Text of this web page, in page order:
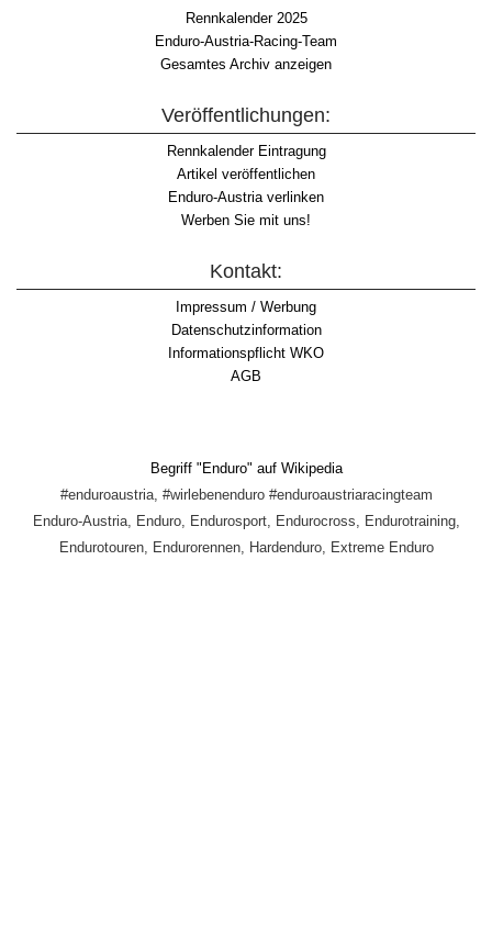
Rennkalender 2025
Enduro-Austria-Racing-Team
Gesamtes Archiv anzeigen
Veröffentlichungen:
Rennkalender Eintragung
Artikel veröffentlichen
Enduro-Austria verlinken
Werben Sie mit uns!
Kontakt:
Impressum / Werbung
Datenschutzinformation
Informationspflicht WKO
AGB
Begriff "Enduro" auf Wikipedia
#enduroaustria, #wirlebenenduro #enduroaustriaracingteam
Enduro-Austria, Enduro, Endurosport, Endurocross, Endurotraining,
Endurotouren, Endurorennen, Hardenduro, Extreme Enduro